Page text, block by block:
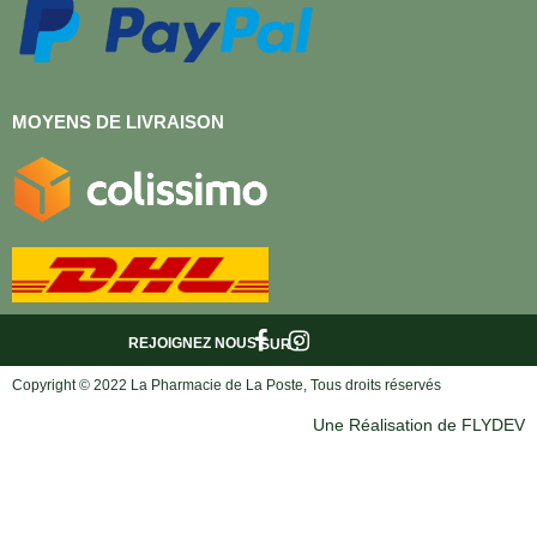
MOYENS DE LIVRAISON
SUR :
REJOIGNEZ NOUS
Copyright © 2022 La Pharmacie de La Poste, Tous droits réservés
Une Réalisation de FLYDEV